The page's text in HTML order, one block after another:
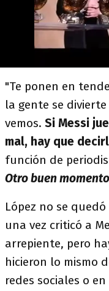
"Te ponen en
la gente se
vemos. Si Messi
mal, hay que
función de
Otro buen
López no se
una vez criticó a
arrepiente, pero
hicieron lo mismo
redes sociales o